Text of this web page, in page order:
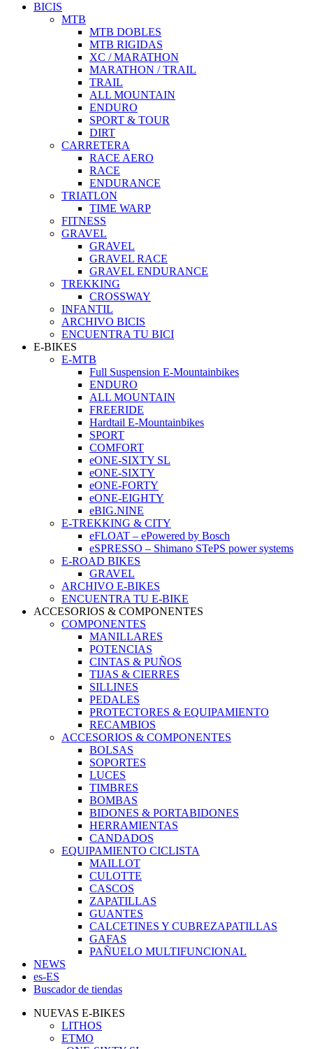
BICIS
MTB
MTB DOBLES
MTB RIGIDAS
XC / MARATHON
MARATHON / TRAIL
TRAIL
ALL MOUNTAIN
ENDURO
SPORT & TOUR
DIRT
CARRETERA
RACE AERO
RACE
ENDURANCE
TRIATLON
TIME WARP
FITNESS
GRAVEL
GRAVEL
GRAVEL RACE
GRAVEL ENDURANCE
TREKKING
CROSSWAY
INFANTIL
ARCHIVO BICIS
ENCUENTRA TU BICI
E-BIKES
E-MTB
Full Suspension E-Mountainbikes
ENDURO
ALL MOUNTAIN
FREERIDE
Hardtail E-Mountainbikes
SPORT
COMFORT
eONE-SIXTY SL
eONE-SIXTY
eONE-FORTY
eONE-EIGHTY
eBIG.NINE
E-TREKKING & CITY
eFLOAT – ePowered by Bosch
eSPRESSO – Shimano STePS power systems
E-ROAD BIKES
GRAVEL
ARCHIVO E-BIKES
ENCUENTRA TU E-BIKE
ACCESORIOS & COMPONENTES
COMPONENTES
MANILLARES
POTENCIAS
CINTAS & PUÑOS
TIJAS & CIERRES
SILLINES
PEDALES
PROTECTORES & EQUIPAMIENTO
RECAMBIOS
ACCESORIOS & COMPONENTES
BOLSAS
SOPORTES
LUCES
TIMBRES
BOMBAS
BIDONES & PORTABIDONES
HERRAMIENTAS
CANDADOS
EQUIPAMIENTO CICLISTA
MAILLOT
CULOTTE
CASCOS
ZAPATILLAS
GUANTES
CALCETINES Y CUBREZAPATILLAS
GAFAS
PAÑUELO MULTIFUNCIONAL
NEWS
es-ES
Buscador de tiendas
NUEVAS E-BIKES
LITHOS
ETMO